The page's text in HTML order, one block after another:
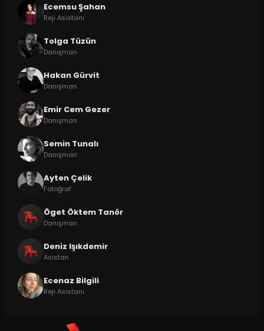
Ecemsu Şahan
Reji Asistanı
Tolga Tüzün
Danışman
Hakan Gürvit
Danışman
Emir Cem Gezer
Danışman
Semin Tunalı
Danışman
Ayten Çelik
Fotoğraf
Öget Öktem Tanör
Danışman
Deniz Işıkdemir
Asistan
Ecenaz Bilgili
Reji Asistanı